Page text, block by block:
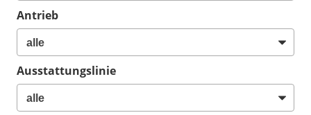
Antrieb
Ausstattungslinie